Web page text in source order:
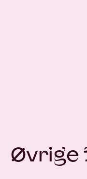
Øvrige